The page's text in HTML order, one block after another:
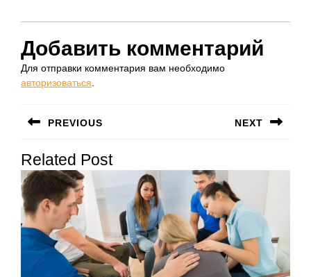
Добавить комментарий
Для отправки комментария вам необходимо
авторизоваться.
по
записям
PREVIOUS
запись:
NEXT
запись:
Related Post